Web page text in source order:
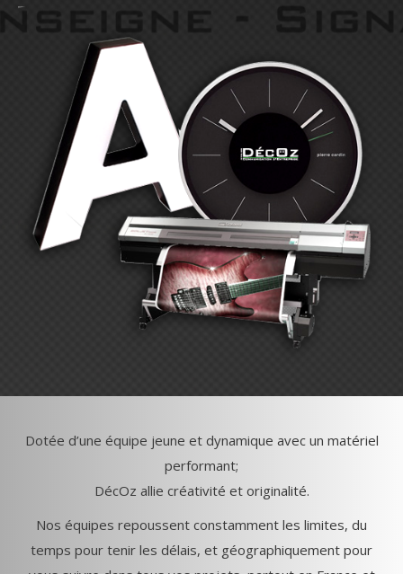
Dotée d’une équipe jeune et dynamique avec un matériel
performant;
DécOz allie créativité et originalité.
Nos équipes repoussent constamment les limites, du
temps pour tenir les délais, et géographiquement pour